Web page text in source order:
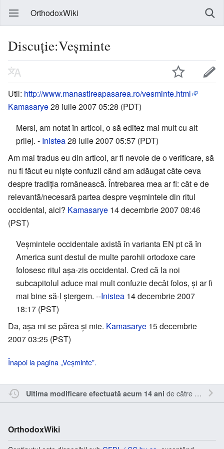
OrthodoxWiki
Discuție:Veșminte
Util: http://www.manastireapasarea.ro/vesminte.html
Kamasarye28 iulie 2007 05:28 (PDT)
Mersi, am notat în articol, o să editez mai mult cu alt
prilej. - Inistea28 iulie 2007 05:57 (PDT)
Am mai tradus eu din articol, ar fi nevoie de o verificare, să
nu fi făcut eu niște confuzii când am adăugat câte ceva
despre tradiția românească. Întrebarea mea ar fi: cât e de
relevantă/necesară partea despre veșmintele din ritul
occidental, aici? Kamasarye 14 decembrie 2007 08:46
(PST)
Veşmintele occidentale axistă în varianta EN pt că în
America sunt destul de multe parohii ortodoxe care
folosesc ritul aşa-zis occidental. Cred că la noi
subcapitolul aduce mai mult confuzie decât folos, şi ar fi
mai bine să-l ştergem. --Inistea 14 decembrie 2007
18:17 (PST)
Da, așa mi se părea și mie. Kamasarye 15 decembrie
2007 03:25 (PST)
Înapoi la pagina „Veșminte”.
Ultima modificare efectuată acum 14 ani de către
OrthodoxWiki